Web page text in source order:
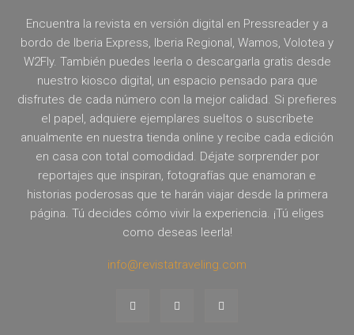
Encuentra la revista en versión digital en Pressreader y a
bordo de Iberia Express, Iberia Regional, Wamos, Volotea y
W2Fly. También puedes leerla o descargarla gratis desde
nuestro kiosco digital, un espacio pensado para que
disfrutes de cada número con la mejor calidad. Si prefieres
el papel, adquiere ejemplares sueltos o suscríbete
anualmente en nuestra tienda online y recibe cada edición
en casa con total comodidad. Déjate sorprender por
reportajes que inspiran, fotografías que enamoran e
historias poderosas que te harán viajar desde la primera
página. Tú decides cómo vivir la experiencia. ¡Tú eliges
como deseas leerla!
info@revistatraveling.com